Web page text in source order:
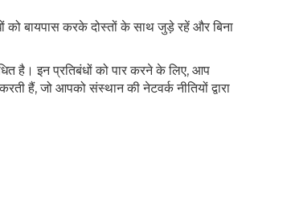
बायपास करके दोस्तों के साथ जुड़े रहें और बिना
है। इन प्रतिबंधों को पार करने के लिए, आप
हैं, जो आपको संस्थान की नेटवर्क नीतियों द्वारा